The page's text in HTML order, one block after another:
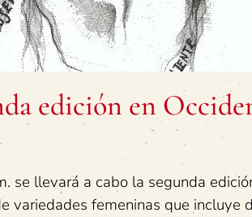
edición en
se llevará a cabo la segunda
variedades femeninas que incluye